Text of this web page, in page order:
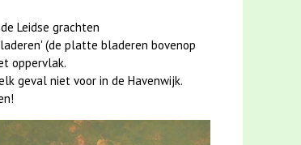
Leidse grachten
(de platte bladeren bovenop
oppervlak.
geval niet voor in de Havenwijk.